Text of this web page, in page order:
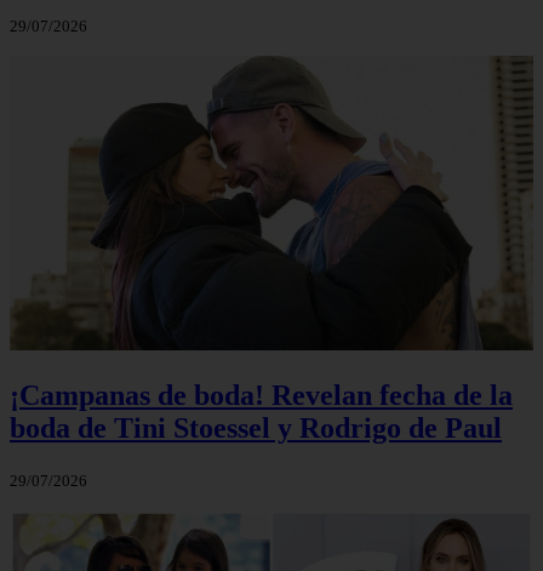
29/07/2026
¡Campanas de boda! Revelan fecha de la
boda de Tini Stoessel y Rodrigo de Paul
29/07/2026